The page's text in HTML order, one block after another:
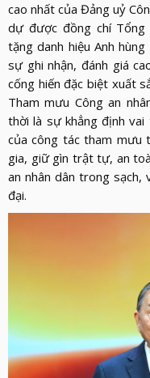
cao nhất của Đảng uỷ
dự được đồng chí
tặng danh hiệu Anh
sự ghi nhận, đánh giá
cống hiến đặc biệt xuất
Tham mưu Công an
thời là sự khẳng định
của công tác tham mưu
gia, giữ gìn trật tự, an
an nhân dân trong sạch,
đại.